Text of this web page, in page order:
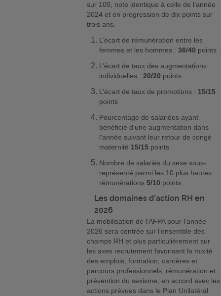
sur 100, note identique à celle de l’année
2024 et en progression de dix points sur
trois ans.
L’écart de rémunération entre les
femmes et les hommes :36/40 points
L’écart de taux des augmentations
individuelles :20/20 points
L’écart de taux de promotions : 15/15
points
Pourcentage de salariées ayant
bénéficié d'une augmentation dans
l'année suivant leur retour de congé
maternité 15/15 points
Nombre de salariés du sexe sous-
représenté parmi les 10 plus hautes
rémunérations5/10 points
Les domaines d'action RH en
2026
La mobilisation de l’AFPA pour l’année
2026 sera centrée sur l’ensemble des
champs RH et plus particulièrement sur
les axes recrutement favorisant la mixité
des emplois, formation, carrières et
parcours professionnels, rémunération et
prévention du sexisme, en accord avec les
actions prévues dans le Plan Unilatéral